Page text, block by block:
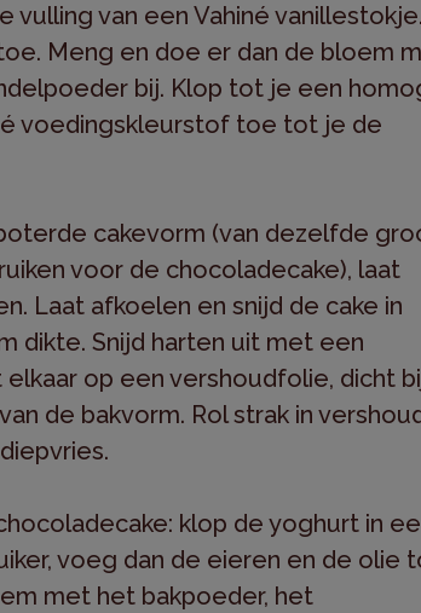
vulling van een Vahiné vanillestokje.
Meng en doe er dan de bloem
bij. Klop tot je een
voedingskleurstof toe tot je de
cakevorm (van dezelfde
voor de chocoladecake), laat
Laat afkoelen en snijd de cake in
dikte. Snijd harten uit met een
op een vershoudfolie, dicht
de bakvorm. Rol strak in
klop de yoghurt in
voeg dan de eieren en de olie
met het bakpoeder, het